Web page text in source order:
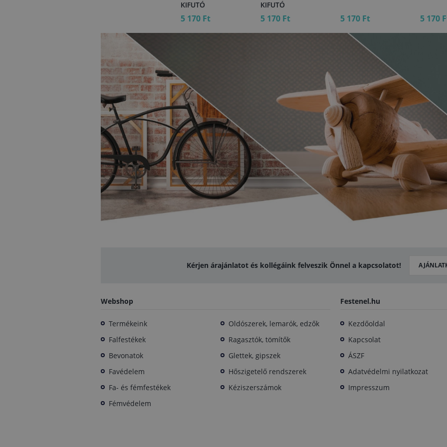
KIFUTÓ
5 170 Ft
KIFUTÓ
5 170 Ft 5 170 Ft 5 170
Kérjen árajánlatot és kollégáink felveszik Önnel a kapcsolatot!
Webshop
Termékeink
Falfestékek
Bevonatok
Favédelem
Fa- és fémfestékek
Fémvédelem
Oldószerek, lemarók, edzők
Ragasztók, tömítők
Glettek, gipszek
Hőszigetelő rendszerek
Kéziszerszámok
Festenel.hu
Kezdőoldal
Kapcsolat
ÁSZF
Adatvédelmi nyilatkozat
Impresszum